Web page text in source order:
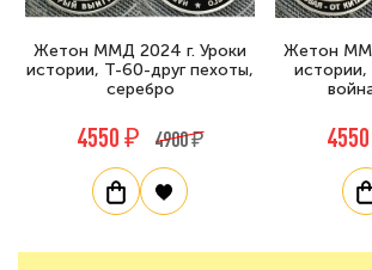
Жетон ММД 2024 г. Уроки
истории, Т-60-друг пехоты,
серебро
4550 ₽ 4900 ₽
Жетон
истории,